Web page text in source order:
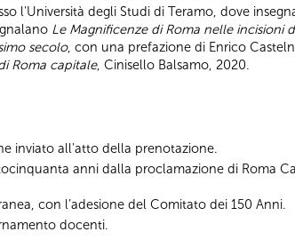
l'Università degli Studi di Teramo, dove
Le Magnificenze di Roma nelle incisioni
secolo, con una prefazione di Enrico
Roma capitale, Cinisello Balsamo, 2020.
inviato all'atto della prenotazione.
anni dalla proclamazione di Roma
con l’adesione del Comitato dei 150 Anni.
docenti.